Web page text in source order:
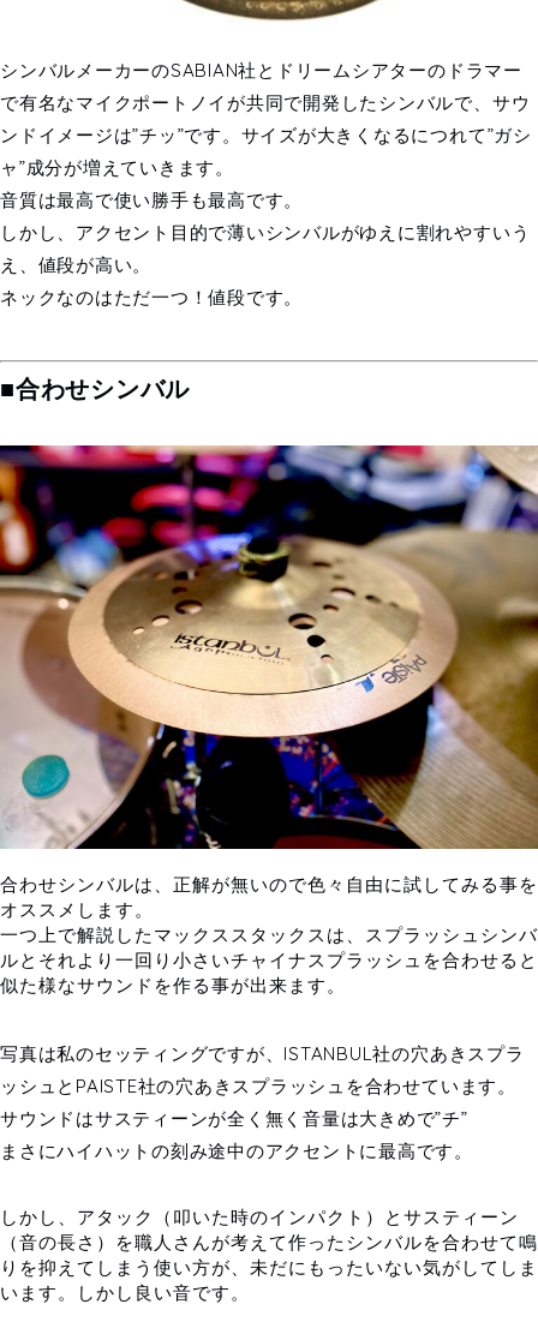
シンバルメーカーのSABIAN社とドリームシアターのドラマー
で有名なマイクポートノイが共同で開発したシンバルで、サウ
ンドイメージは”チッ”です。サイズが大きくなるにつれて”ガシ
ャ”成分が増えていきます。
音質は最高で使い勝手も最高です。
しかし、アクセント目的で薄いシンバルがゆえに割れやすいう
え、値段が高い。
ネックなのはただ一つ！値段です。
■合わせシンバル
合わせシンバルは、正解が無いので色々自由に試してみる事を
オススメします。
一つ上で解説したマックススタックスは、スプラッシュシンバ
ルとそれより一回り小さいチャイナスプラッシュを合わせると
似た様なサウンドを作る事が出来ます。
写真は私のセッティングですが、ISTANBUL社の穴あきスプラ
ッシュとPAISTE社の穴あきスプラッシュを合わせています。
サウンドはサスティーンが全く無く音量は大きめで”チ”
まさにハイハットの刻み途中のアクセントに最高です。
しかし、アタック（叩いた時のインパクト）とサスティーン
（音の長さ）を職人さんが考えて作ったシンバルを合わせて鳴
りを抑えてしまう使い方が、未だにもったいない気がしてしま
います。しかし良い音です。